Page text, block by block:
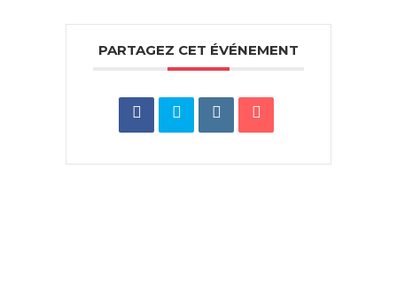
PARTAGEZ CET ÉVÉNEMENT